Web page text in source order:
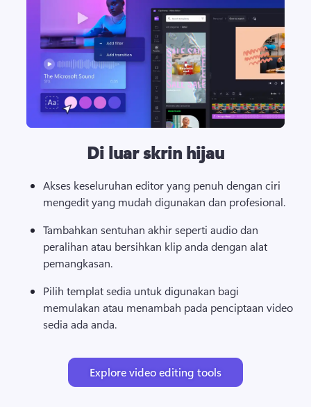
Di luar skrin hijau
Akses keseluruhan editor yang penuh dengan ciri
mengedit yang mudah digunakan dan profesional.
Tambahkan sentuhan akhir seperti audio dan
peralihan atau bersihkan klip anda dengan alat
pemangkasan.
Pilih templat sedia untuk digunakan bagi
memulakan atau menambah pada penciptaan video
sedia ada anda.
Explore video editing tools